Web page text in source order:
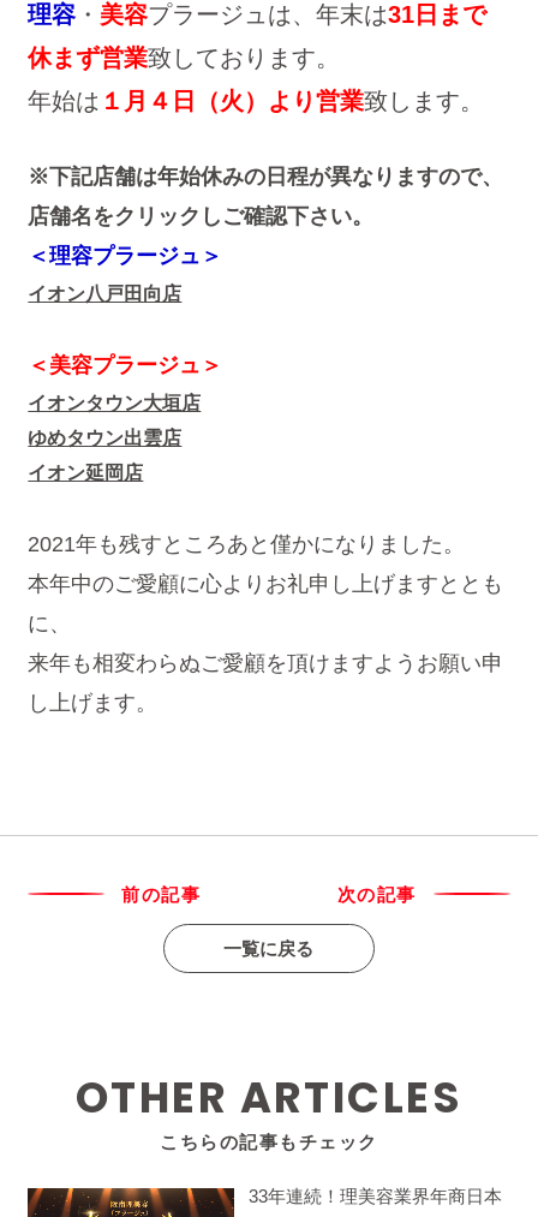
理容 ・ 美容プラージュは、年末は31日まで
休まず営業致しております。
年始は １月４日（火）より営業致します。
※下記店舗は年始休みの日程が異なりますので、
店舗名をクリックしご確認下さい。
＜理容プラージュ＞
イオン八戸田向店
＜美容プラージュ＞
イオンタウン大垣店
ゆめタウン出雲店
イオン延岡店
2021年も残すところあと僅かになりました。
本年中のご愛顧に心よりお礼申し上げますととも
に、
来年も相変わらぬご愛顧を頂けますようお願い申
し上げます。
前の記事 次の記事
一覧に戻る
OTHER ARTICLES
こちらの記事もチェック
33年連続！理美容業界年商日本